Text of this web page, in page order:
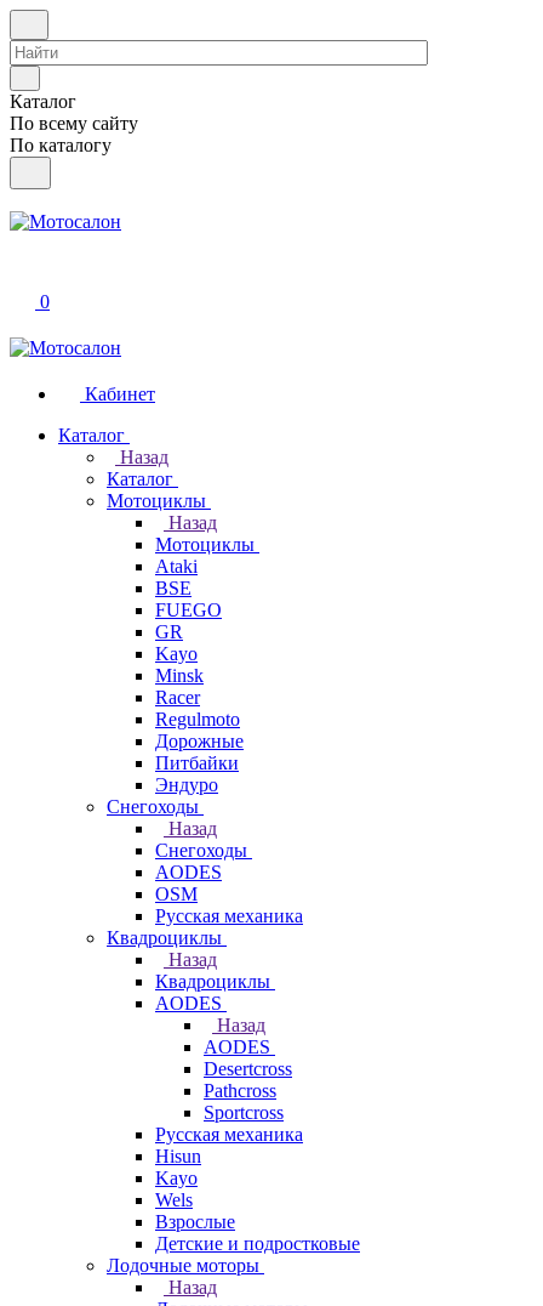
Каталог
По всему сайту
По каталогу
0
Кабинет
Каталог
Назад
Каталог
Мотоциклы
Назад
Мотоциклы
Ataki
BSE
FUEGO
GR
Kayo
Minsk
Racer
Regulmoto
Дорожные
Питбайки
Эндуро
Снегоходы
Назад
Снегоходы
AODES
OSM
Русская механика
Квадроциклы
Назад
Квадроциклы
AODES
Назад
AODES
Desertcross
Pathcross
Sportcross
Русская механика
Hisun
Kayo
Wels
Взрослые
Детские и подростковые
Лодочные моторы
Назад